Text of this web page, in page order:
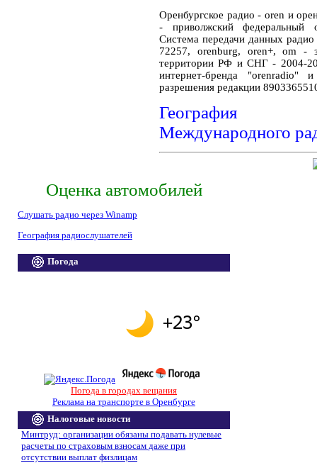
Оренбургское радио - oren и
- приволжский федеральный
Система передачи данных
72257, orenburg, oren+, om -
территории РФ и СНГ - 2004-
интернет-бренда "orenradio"
разрешения редакции
География
Международного
Оценка автомобилей
Слушать радио через Winamp
География радиослушателей
Погода
Погода в городах вещания
Реклама на транспорте в Оренбурге
Налоговые новости
Минтруд: организации обязаны подавать нулевые
расчеты по страховым взносам даже при
отсутствии выплат физлицам